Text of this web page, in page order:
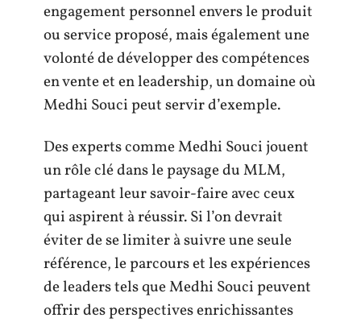
engagement personnel envers le produit
ou service proposé, mais également une
volonté de développer des compétences
en vente et en leadership, un domaine où
Medhi Souci peut servir d’exemple.
Des experts comme Medhi Souci jouent
un rôle clé dans le paysage du MLM,
partageant leur savoir-faire avec ceux
qui aspirent à réussir. Si l’on devrait
éviter de se limiter à suivre une seule
référence, le parcours et les expériences
de leaders tels que Medhi Souci peuvent
offrir des perspectives enrichissantes